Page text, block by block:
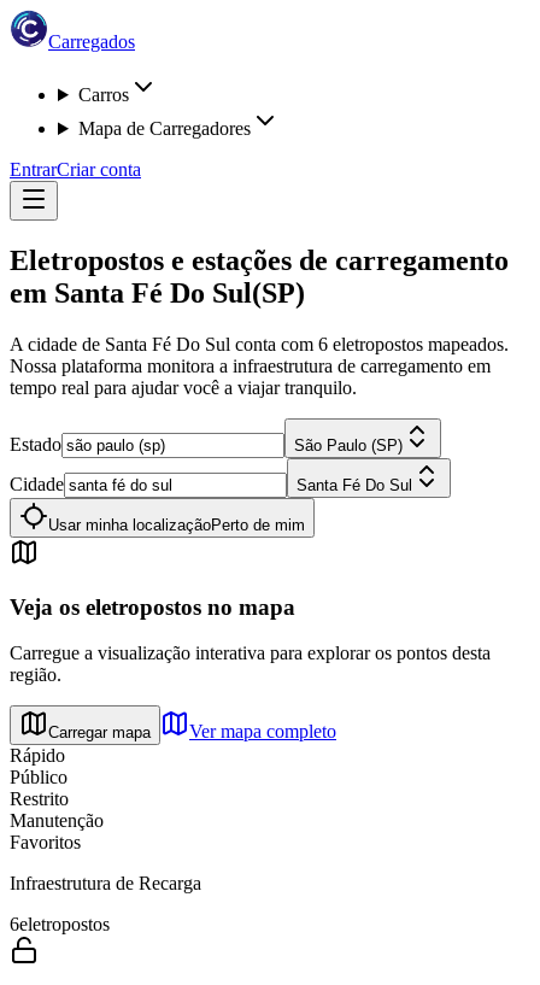
Carregados
Carros
Mapa de Carregadores
EntrarCriar conta
Eletropostos e estações de carregamento
em Santa Fé Do Sul(SP)
A cidade de Santa Fé Do Sul conta com 6 eletropostos mapeados.
Nossa plataforma monitora a infraestrutura de carregamento em
tempo real para ajudar você a viajar tranquilo.
Estado São Paulo (SP)
Cidade Santa Fé Do Sul
Usar minha localizaçãoPerto de mim
Veja os eletropostos no mapa
Carregue a visualização interativa para explorar os pontos desta
região.
Carregar mapa
Ver mapa completo
Rápido
Público
Restrito
Manutenção
Favoritos
Infraestrutura de Recarga
6eletropostos